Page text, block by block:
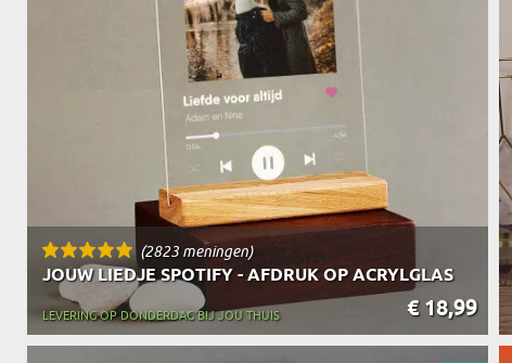
CADEAU VOORSCHOONOUDERS
(2823 meningen)
JOUW LIEDJE SPOTIFY - AFDRUK OP ACRYLGLAS
€ 18,99
LEVERING OP DONDERDAG BIJ JOU THUIS